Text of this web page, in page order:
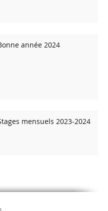
année 2024
mensuels 2023-2024